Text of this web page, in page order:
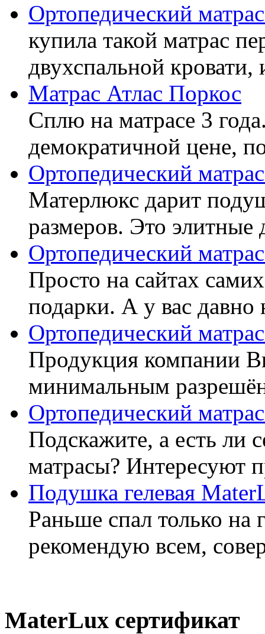
Ортопедический
купила такой матрас
двухспальной
Матрас Атлас Поркос
Сплю на матрасе 3
демократичной цене,
Ортопедический
Матерлюкс дарит
размеров. Это элитные
Ортопедический
Просто на сайтах
подарки. А у вас
Ортопедический
Продукция компании
минимальным
Ортопедический
Подскажите, а есть ли
матрасы? Интересуют
Подушка гелевая
Раньше спал только на
рекомендую всем,
MaterLux сертификат